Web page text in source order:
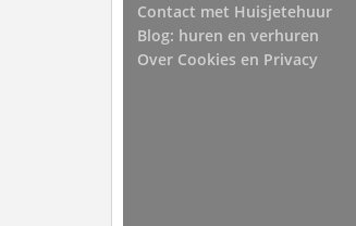
Contact met Huisjetehuur
Blog: huren en verhuren
Over Cookies en Privacy